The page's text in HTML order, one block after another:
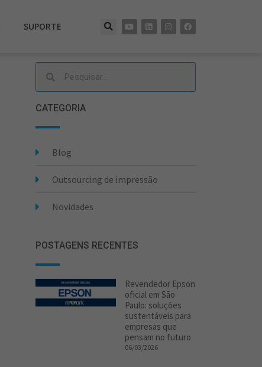
SUPORTE
CATEGORIA
Blog
Outsourcing de impressão
Novidades
POSTAGENS RECENTES
Revendedor Epson
oficial em São
Paulo: soluções
sustentáveis para
empresas que
pensam no futuro
06/03/2026